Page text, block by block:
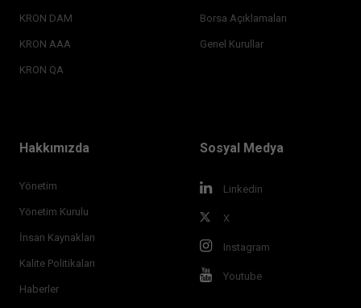
KRON DAM
KRON AAA
KRON QA
Borsa Açıklamaları
Genel Kurullar
Hakkımızda
Yönetim
Yönetim Kurulu
İnsan Kaynakları
Kalite Politikaları
Haberler
Sosyal Medya
Linkedin
X
Instagram
Youtube